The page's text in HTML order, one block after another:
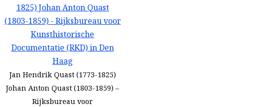
Jan Hendrik Quast (1773-1825)
Johan Anton Quast (1803-1859) –
Rijksbureau voor